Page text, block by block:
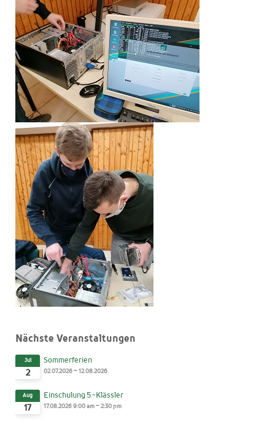
Nächste Veranstaltungen
2
Jul Sommerferien
02.07.2026-12.08.2026
17
Aug Einschulung 5.-Klässler
17.08.20269:00 am-2:30 pm